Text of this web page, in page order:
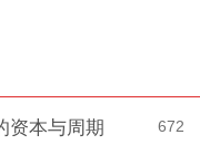
672
资本与周期